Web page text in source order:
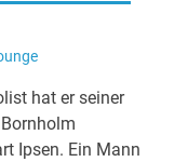
hat er seiner
Ipsen. Ein Mann